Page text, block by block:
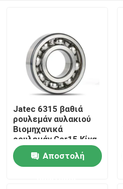
Σπίτι
Προϊόντα
Jatec 6315 βαθιά
ρουλεμάν αυλακιού
Βιομηχανικά
ρουλεμάν Gcr15 Κίνα
μειωτών
Αποστολή